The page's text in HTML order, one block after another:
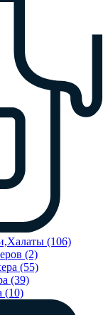
(106)
(2)
(55)
(39)
(10)